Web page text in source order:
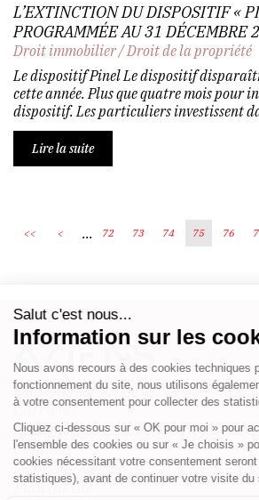
L’EXTINCTION DU DISPOSITIF «
PROGRAMMÉE AU 31 DÉCEMBRE
Droit immobilier/Droit de la propriété
Le dispositif Pinel Le dispositif
cette année. Plus que quatre mois pour
dispositif. Les particuliers investissent
Lire la suite
<< < ... 72 73 74 75 76
Écosystème
Carrières
Honoraires
Contacts
Mentions légales
Plan du site